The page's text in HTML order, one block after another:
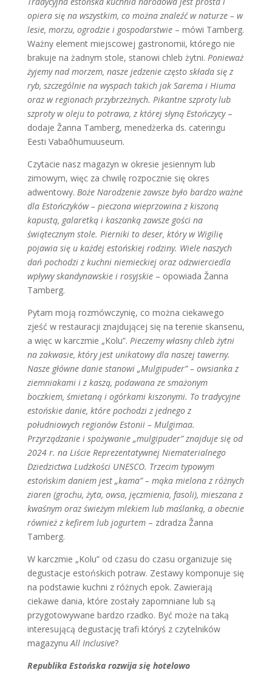
opiera się na wszystkim, co można znaleźć w naturze – w
lesie, morzu, ogrodzie i gospodarstwie– mówi Tamberg.
Ważny element miejscowej gastronomii, którego nie
brakuje na żadnym stole, stanowi chleb żytni. Ponieważ
żyjemy nad morzem, nasze jedzenie często składa się z
ryb, szczególnie na wyspach takich jak Sarema i Hiuma
oraz w regionach przybrzeżnych. Pikantne szproty lub
szproty w oleju to potrawa, z której słyną Estończycy–
dodaje Žanna Tamberg, menedżerka ds. cateringu
Eesti Vabaõhumuuseum.
Czytacie nasz magazyn w okresie jesiennym lub
zimowym, więc za chwilę rozpocznie się okres
adwentowy. Boże Narodzenie zawsze było bardzo ważne
dla Estończyków – pieczona wieprzowina z kiszoną
kapustą, galaretką i kaszanką zawsze gości na
świątecznym stole. Pierniki to deser, który w Wigilię
pojawia się u każdej estońskiej rodziny. Wiele naszych
dań pochodzi z kuchni niemieckiej oraz odzwierciedla
wpływy skandynawskie i rosyjskie– opowiada Žanna
Tamberg.
Pytam moją rozmówczynię, co można ciekawego
zjeść w restauracji znajdującej się na terenie skansenu,
a więc w karczmie „Kolu”. Pieczemy własny chleb żytni
na zakwasie, który jest unikatowy dla naszej tawerny.
Nasze główne danie stanowi „Mulgipuder” – owsianka z
ziemniakami i z kaszą, podawana ze smażonym
boczkiem, śmietaną i ogórkami kiszonymi. To tradycyjne
estońskie danie, które pochodzi z jednego z
południowych regionów Estonii – Mulgimaa.
Przyrządzanie i spożywanie „mulgipuder” znajduje się od
2024 r. na Liście Reprezentatywnej Niematerialnego
Dziedzictwa Ludzkości UNESCO. Trzecim typowym
estońskim daniem jest „kama” – mąka mielona z różnych
ziaren (grochu, żyta, owsa, jęczmienia, fasoli), mieszana z
kwaśnym oraz świeżym mlekiem lub maślanką, a obecnie
również z kefirem lub jogurtem– zdradza Žanna
Tamberg.
W karczmie „Kolu” od czasu do czasu organizuje się
degustacje estońskich potraw. Zestawy komponuje się
na podstawie kuchni z różnych epok. Zawierają
ciekawe dania, które zostały zapomniane lub są
przygotowywane bardzo rzadko. Być może na taką
interesującą degustację trafi któryś z czytelników
magazynuAll Inclusive?
Republika Estońska rozwija się hotelowo